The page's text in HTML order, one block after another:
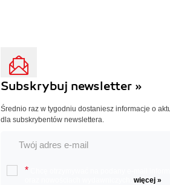
Subskrybuj newsletter »
Średnio raz w tygodniu dostaniesz informacje o
dla subskrybentów newslettera.
*
więcej »